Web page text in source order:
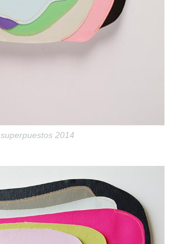
superpuestos 2014